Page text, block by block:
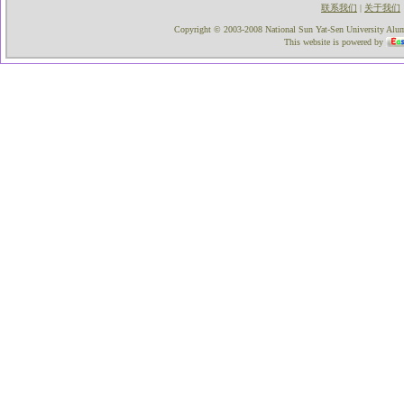
联系我们 | 关于我们
Copyright © 2003-2008 National Sun Yat-Sen University
This website is powered by